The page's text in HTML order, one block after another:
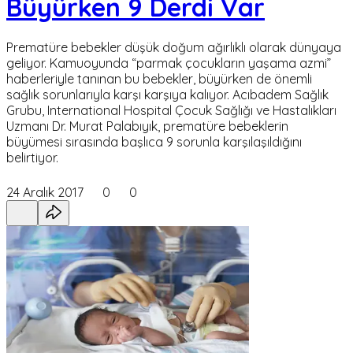
Büyürken 9 Derdi Var
Prematüre bebekler düşük doğum ağırlıklı olarak dünyaya
geliyor. Kamuoyunda “parmak çocukların yaşama azmi”
haberleriyle tanınan bu bebekler, büyürken de önemli
sağlık sorunlarıyla karşı karşıya kalıyor. Acıbadem Sağlık
Grubu, International Hospital Çocuk Sağlığı ve Hastalıkları
Uzmanı Dr. Murat Palabıyık, prematüre bebeklerin
büyümesi sırasında başlıca 9 sorunla karşılaşıldığını
belirtiyor.
24 Aralık 2017 0 0